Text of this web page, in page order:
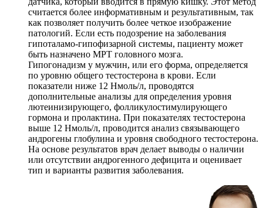
считается более информативным и результативным, так
как позволяет получить более четкое изображение
патологий. Если есть подозрение на заболевания
гипоталамо-гипофизарной системы, пациенту может
быть назначено МРТ головного мозга.
Гипогонадизм у мужчин, или его форма, определяется
по уровню общего тестостерона в крови. Если
показатели ниже 12 Нмоль/л, проводятся
дополнительные анализы для определения уровня
лютеинизирующего, фолликулостимулирующего
гормона и пролактина. При показателях тестостерона
выше 12 Нмоль/л, проводится анализ связывающего
андрогены глобулина и уровня свободного тестостерона.
На основе результатов врач делает выводы о наличии
или отсутствии андрогенного дефицита и оценивает
тип и варианты развития заболевания.